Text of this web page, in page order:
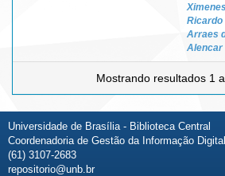
Ricardo
Arraes
Alencar
Mostrando resultados 1
Universidade de Brasília - Biblioteca Central
Coordenadoria de Gestão da Informação
(61) 3107-2683
repositorio@unb.br